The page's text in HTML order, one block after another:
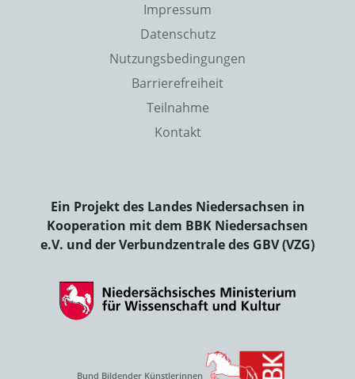
Impressum
Datenschutz
Nutzungsbedingungen
Barrierefreiheit
Teilnahme
Kontakt
Ein Projekt des Landes Niedersachsen in
Kooperation mit dem BBK Niedersachsen
e.V. und der Verbundzentrale des GBV (VZG)
Bund Bildender Künstlerinnen